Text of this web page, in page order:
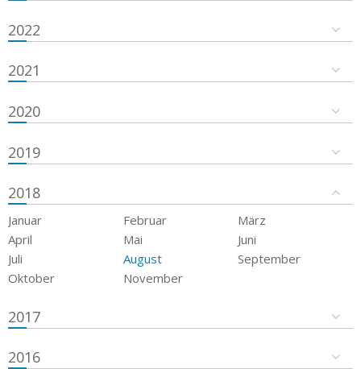
2022
2021
2020
2019
2018
Januar Februar
März
April
Mai
Juni
Juli
August
September
Oktober
November
2017
2016